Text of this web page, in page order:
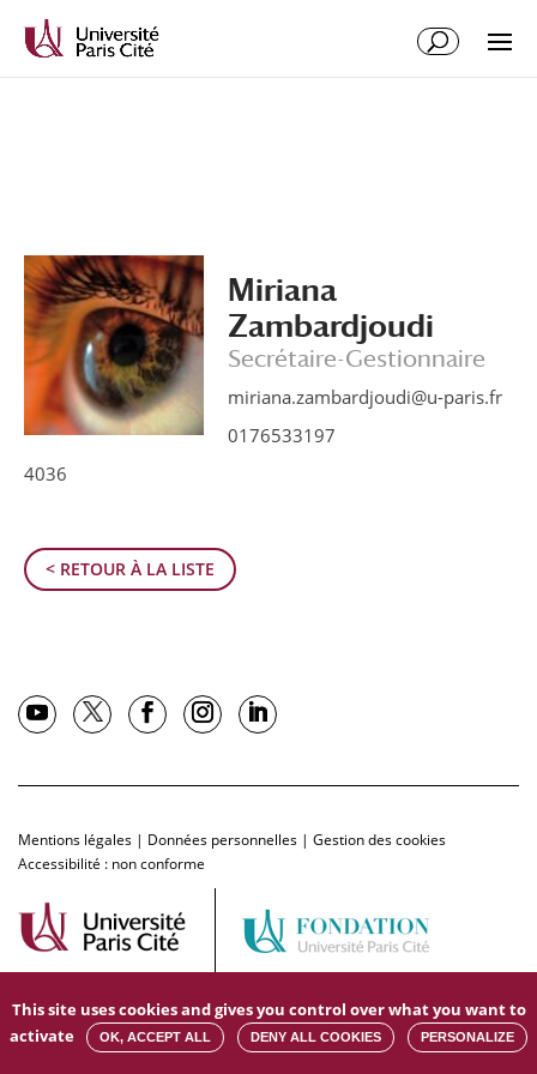
contenu
< RETOUR À LA LISTE
Miriana
Zambardjoudi
Secrétaire-Gestionnaire
miriana.zambardjoudi@u-paris.fr
0176533197
4036
Mentions légales | Données personnelles | Gestion des cookies
Accessibilité : non conforme
This site uses cookies and gives you control over what you want to
activate
OK, ACCEPT ALL DENY ALL COOKIES PERSONALIZE